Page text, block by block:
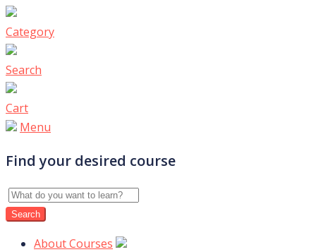
Category
Search
Cart
Menu
Find your desired course
About Courses